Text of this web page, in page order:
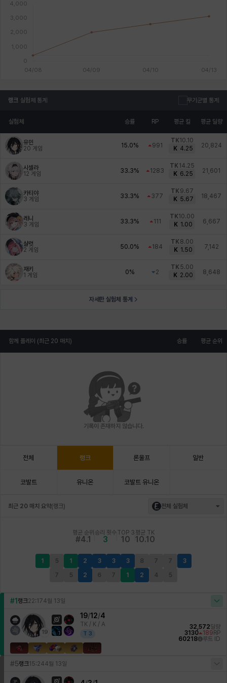
랭크 실험체 통계 무기군별 통계
실험체 승률 RP 평균 킬 평균 딜량
유민
20 게임 15.0% 991
TK10.10
K 4.25 20,824
시셀라
12 게임 33.3% 1283
TK14.25
K 6.25 21,601
카티야
3 게임 33.3% 377
TK9.67
K 5.67 18,467
레니
3 게임 33.3% 111
TK10.00
K 1.00 6,667
샬럿
2 게임 50.0% 184
TK8.00
K 1.50 7,142
재키
1 게임 0% 2
TK5.00
K 2.00 8,648
자세한 실험체 통계
함께 플레이 (최근 20 매치) 승률 평균 순위
기록이 존재하지 않습니다.
전체 랭크 론울프 일반
코발트 유니온 코발트 유니온
최근 20 매치 요약(랭크) 전체 실험체
평균 순위
#4.1
승리 횟수
3
TOP 3
10
평균 TK
10.10
1 5 1 2 3 3 3 8 7 7
3
7
5 2 6 7 1 2 4 5
#1 랭크22:174월 13일
19 1
19/12/4
TK / K / A
T 3
32,572딜량
3130
189 RP
60218
루트 ID
#5랭크15:244월 13일